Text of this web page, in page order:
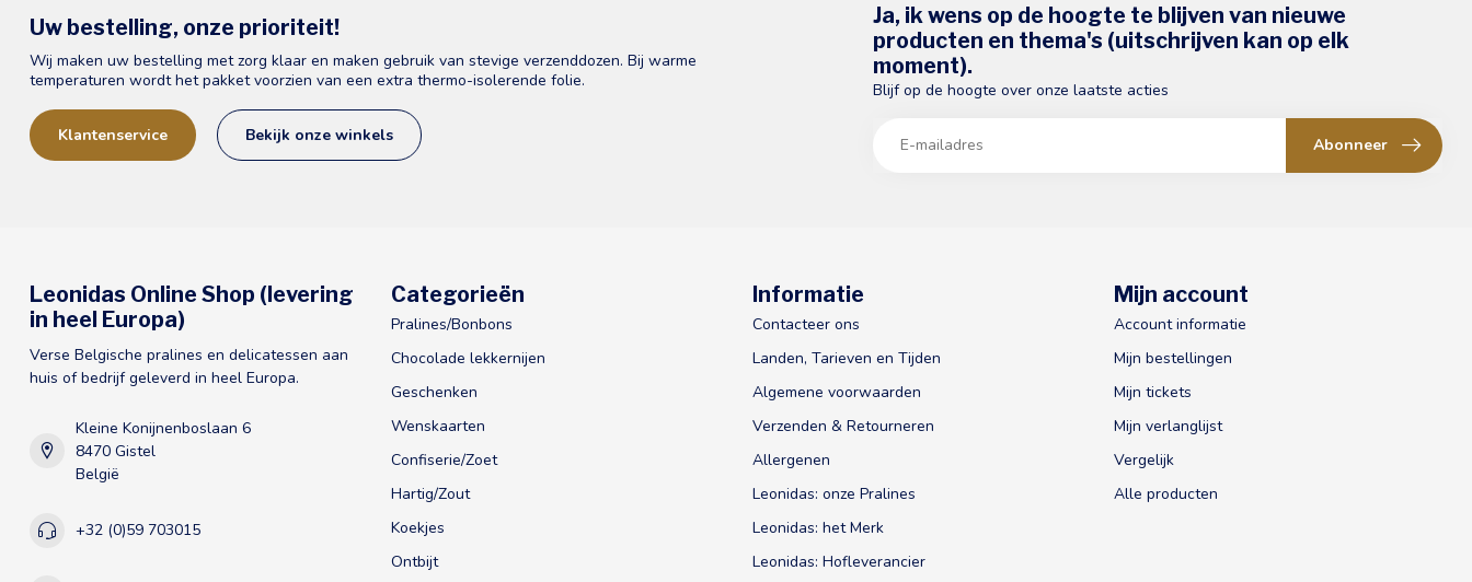
Uw bestelling, onze prioriteit!
Wij maken uw bestelling met zorg klaar en maken gebruik van stevige verzenddozen. Bij warme
temperaturen wordt het pakket voorzien van een extra thermo-isolerende folie.
Klantenservice Bekijk onze winkels
Ja, ik wens op de hoogte te blijven van nieuwe
producten en thema's (uitschrijven kan op elk
moment).
Blijf op de hoogte over onze laatste acties
Abonneer
Leonidas Online Shop (levering
in heel Europa)
Verse Belgische pralines en delicatessen aan
huis of bedrijf geleverd in heel Europa.
Kleine Konijnenboslaan 6
8470 Gistel
België
+32 (0)59 703015
Categorieën
Pralines/Bonbons
Chocolade lekkernijen
Geschenken
Wenskaarten
Confiserie/Zoet
Hartig/Zout
Koekjes
Ontbijt
Informatie
Contacteer ons
Landen, Tarieven en Tijden
Algemene voorwaarden
Verzenden & Retourneren
Allergenen
Leonidas: onze Pralines
Leonidas: het Merk
Leonidas: Hofleverancier
Mijn account
Account informatie
Mijn bestellingen
Mijn tickets
Mijn verlanglijst
Vergelijk
Alle producten